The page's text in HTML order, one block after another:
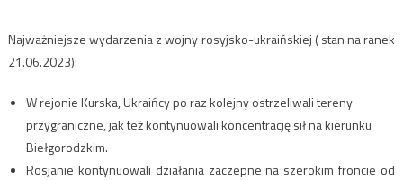
Najważniejsze wydarzenia z wojny rosyjsko-ukraińskiej ( stan na ranek
21.06.2023):
W rejonie Kurska, Ukraińcy po raz kolejny ostrzeliwali tereny
przygraniczne, jak też kontynuowali koncentrację sił na kierunku
Biełgorodzkim.
Rosjanie kontynuowali działania zaczepne na szerokim froncie od